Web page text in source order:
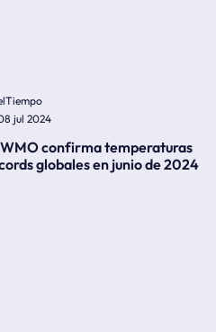
jul 2024
confirma temperaturas
globales en junio de 2024